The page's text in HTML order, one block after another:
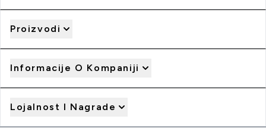
Proizvodi
Informacije O Kompaniji
Lojalnost I Nagrade